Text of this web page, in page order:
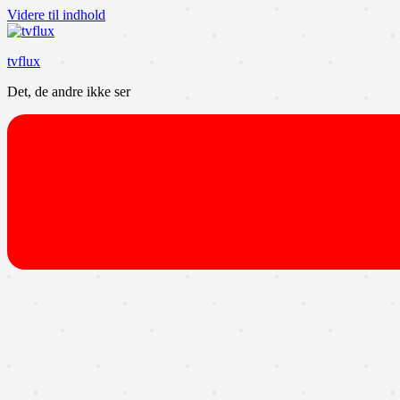
Videre til indhold
tvflux
Det, de andre ikke ser